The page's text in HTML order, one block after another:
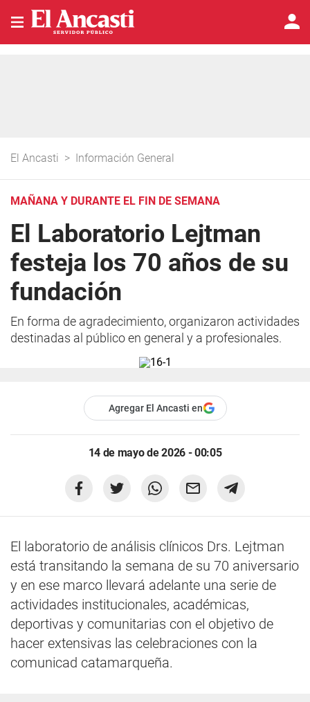
El Ancasti > Información General
MAÑANA Y DURANTE EL FIN DE SEMANA
El Laboratorio Lejtman
festeja los 70 años de su
fundación
En forma de agradecimiento, organizaron actividades
destinadas al público en general y a profesionales.
Agregar El Ancasti en
14 de mayo de 2026 - 00:05
El laboratorio de análisis clínicos Drs. Lejtman
está transitando la semana de su 70 aniversario
y en ese marco llevará adelante una serie de
actividades institucionales, académicas,
deportivas y comunitarias con el objetivo de
hacer extensivas las celebraciones con la
comunicad catamarqueña.